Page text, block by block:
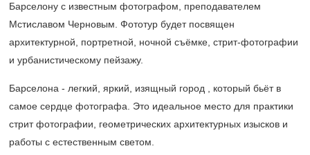
Барселону с известным фотографом, преподавателем
Мстиславом Черновым. Фототур будет посвящен
архитектурной, портретной, ночной съёмке, стрит-фотографии
и урбанистическому пейзажу.
Барселона - легкий, яркий, изящный город , который бьёт в
самое сердце фотографа. Это идеальное место для практики
стрит фотографии, геометрических архитектурных изысков и
работы с естественным светом.